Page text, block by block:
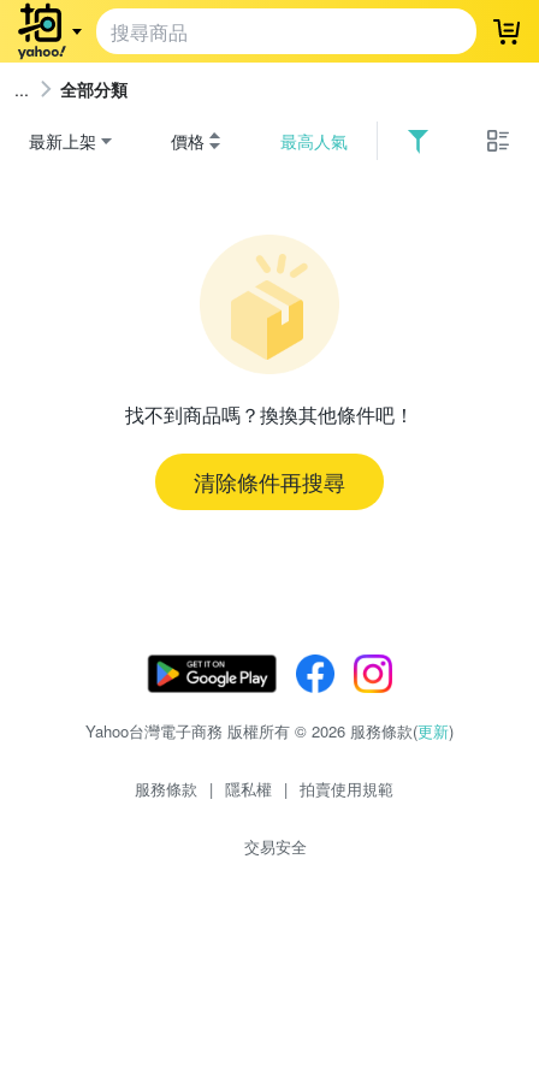
登
全部分類
最新上架 價格 最高人氣
找不到商品嗎？換換其他條件吧！
清除條件再搜尋
Yahoo台灣電子商務 版權所有 © 2026 服務條款(更新)
服務條款 | 隱私權 | 拍賣使用規範
交易安全